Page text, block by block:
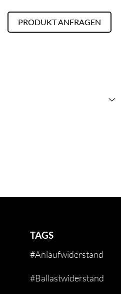
PRODUKT ANFRAGEN
TAGS
#Anlaufwiderstand
#Ballastwiderstand